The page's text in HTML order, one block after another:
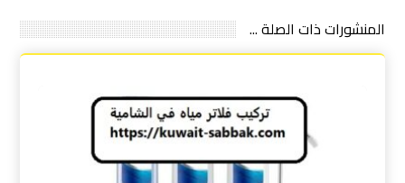
المنشورات ذات الصلة ...